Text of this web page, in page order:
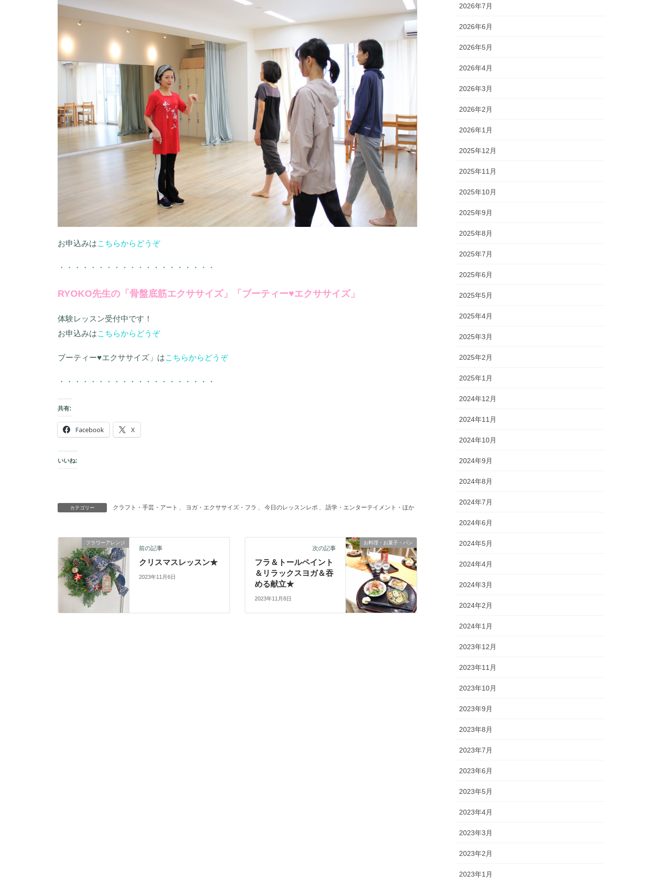
お申込みはこちらからどうぞ
・・・・・・・・・・・・・・・・・・・・
RYOKO先生の「骨盤底筋エクササイズ」「ブーティー♥エクササイズ」
体験レッスン受付中です！
お申込みはこちらからどうぞ
ブーティー♥エクササイズ」はこちらからどうぞ
・・・・・・・・・・・・・・・・・・・・
共有:
Facebook X
いいね:
カテゴリー クラフト・ 手芸・アート 、 ヨガ・エクササイズ・フラ 、 今日のレッスンレポ 、 語学・エンターテイメント・ほか
フラワーアレンジ
前の記事
クリスマスレッスン★
2023年11月6日
お料理・お菓子・パン
次の記事
フラ＆トールペイント
＆リラックスヨガ＆吞
める献立★
2023年11月8日
2026年7月
2026年6月
2026年5月
2026年4月
2026年3月
2026年2月
2026年1月
2025年12月
2025年11月
2025年10月
2025年9月
2025年8月
2025年7月
2025年6月
2025年5月
2025年4月
2025年3月
2025年2月
2025年1月
2024年12月
2024年11月
2024年10月
2024年9月
2024年8月
2024年7月
2024年6月
2024年5月
2024年4月
2024年3月
2024年2月
2024年1月
2023年12月
2023年11月
2023年10月
2023年9月
2023年8月
2023年7月
2023年6月
2023年5月
2023年4月
2023年3月
2023年2月
2023年1月